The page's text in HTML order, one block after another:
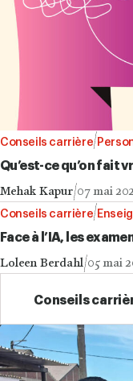
Conseils carrière
Qu’est-ce qu’on fait
Mehak Kapur 07 mai
Conseils carrière
Face à l’IA, les
Loleen Berdahl 05 mai
Conseils